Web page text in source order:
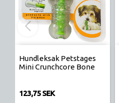
Hundleksak Petstages
Mini Crunchcore Bone
123,75 SEK